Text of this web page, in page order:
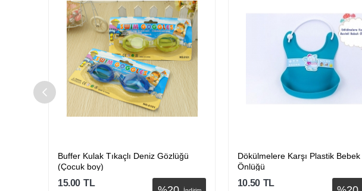
Buffer Kulak Tıkaçlı Deniz Gözlüğü
(Çocuk boy)
15.00 TL
Dökülmelere Karşı Plastik Bebek
Önlüğü
10.50 TL